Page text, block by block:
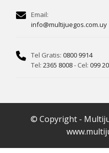
Email:
info@multijuegos.com.uy
Tel Gratis: 0800 9914
Tel: 2365 8008- Cel: 099
© Copyright -